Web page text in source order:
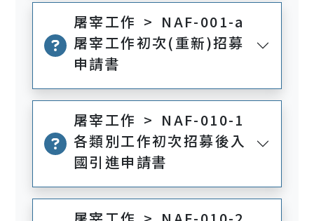
屠宰工作 > NAF-001-a
屠宰工作初次(重新)招募
申請書
屠宰工作 > NAF-010-1
各類別工作初次招募後入
國引進申請書